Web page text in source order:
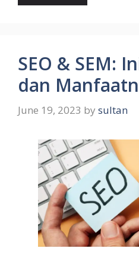
SEO & SEM:
dan
June 19, 2023 by sultan